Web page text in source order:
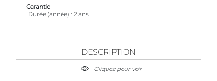
Garantie
Durée (année)
2 ans
DESCRIPTION
Cliquez pour voir